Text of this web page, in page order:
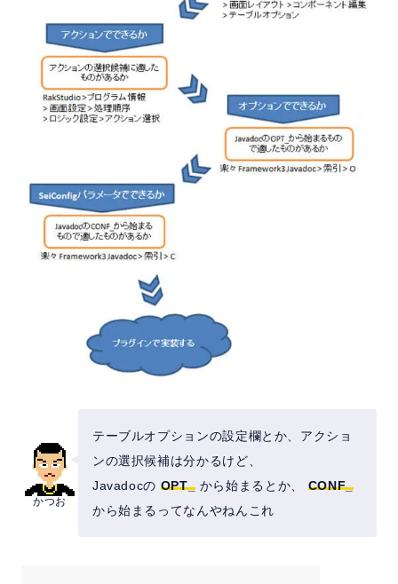
かつお
テーブルオプションの設定欄とか、アクショ
ンの選択候補は分かるけど、
Javadocの OPT_ から始まるとか、 CONF_
から始まるってなんやねんこれ